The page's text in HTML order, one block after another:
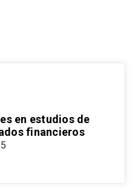
en estudios de
financieros